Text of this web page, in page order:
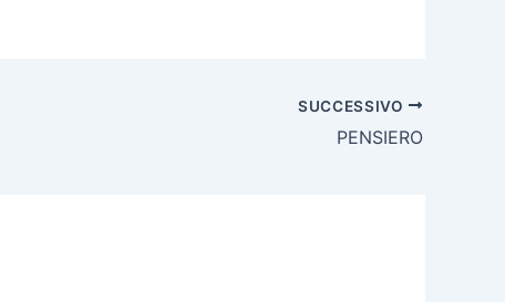
SUCCESSIVO
PENSIERO